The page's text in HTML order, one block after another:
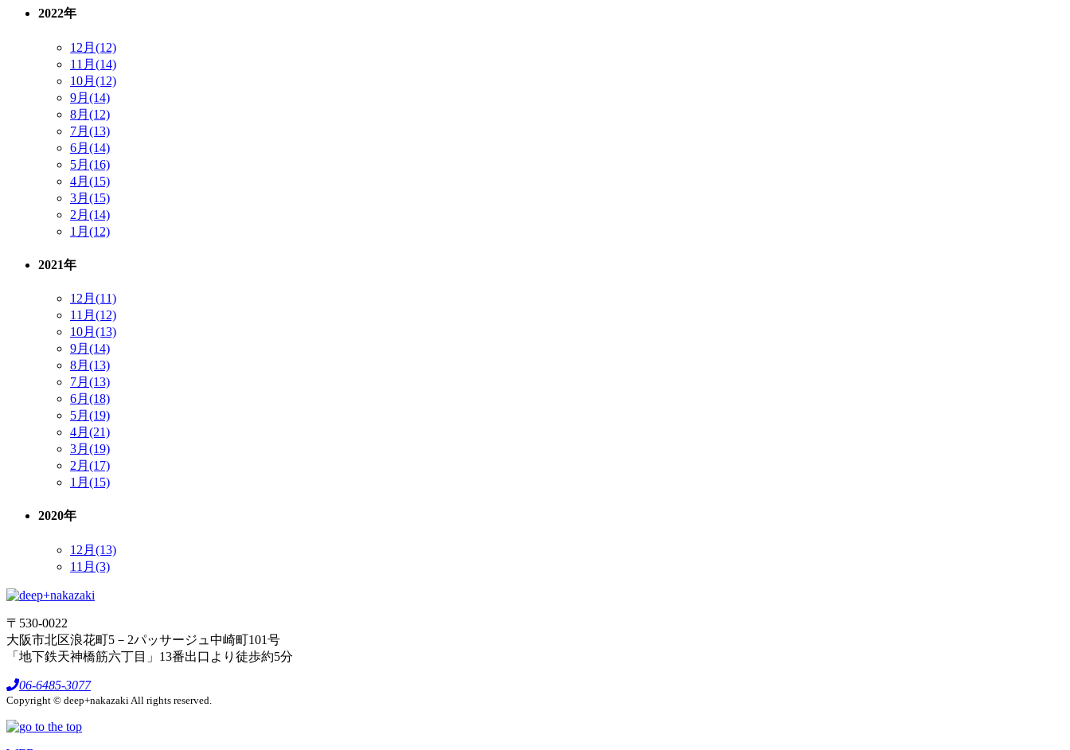
2022年
12月(12)
11月(14)
10月(12)
9月(14)
8月(12)
7月(13)
6月(14)
5月(16)
4月(15)
3月(15)
2月(14)
1月(12)
2021年
12月(11)
11月(12)
10月(13)
9月(14)
8月(13)
7月(13)
6月(18)
5月(19)
4月(21)
3月(19)
2月(17)
1月(15)
2020年
12月(13)
11月(3)
〒530-0022
大阪市北区浪花町5－2パッサージュ中崎町101号
「地下鉄天神橋筋六丁目」13番出口より徒歩約5分
06-6485-3077
Copyright © deep+nakazaki All rights reserved.